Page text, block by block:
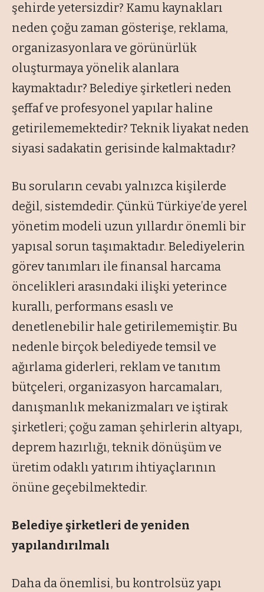
şehirde yetersizdir? Kamu kaynakları
neden çoğu zaman gösterişe, reklama,
organizasyonlara ve görünürlük
oluşturmaya yönelik alanlara
kaymaktadır? Belediye şirketleri neden
şeffaf ve profesyonel yapılar haline
getirilememektedir? Teknik liyakat neden
siyasi sadakatin gerisinde kalmaktadır?
Bu soruların cevabı yalnızca kişilerde
değil, sistemdedir. Çünkü Türkiye’de yerel
yönetim modeli uzun yıllardır önemli bir
yapısal sorun taşımaktadır. Belediyelerin
görev tanımları ile finansal harcama
öncelikleri arasındaki ilişki yeterince
kurallı, performans esaslı ve
denetlenebilir hale getirilememiştir. Bu
nedenle birçok belediyede temsil ve
ağırlama giderleri, reklam ve tanıtım
bütçeleri, organizasyon harcamaları,
danışmanlık mekanizmaları ve iştirak
şirketleri; çoğu zaman şehirlerin altyapı,
deprem hazırlığı, teknik dönüşüm ve
üretim odaklı yatırım ihtiyaçlarının
önüne geçebilmektedir.
Belediye şirketleri de yeniden
yapılandırılmalı
Daha da önemlisi, bu kontrolsüz yapı